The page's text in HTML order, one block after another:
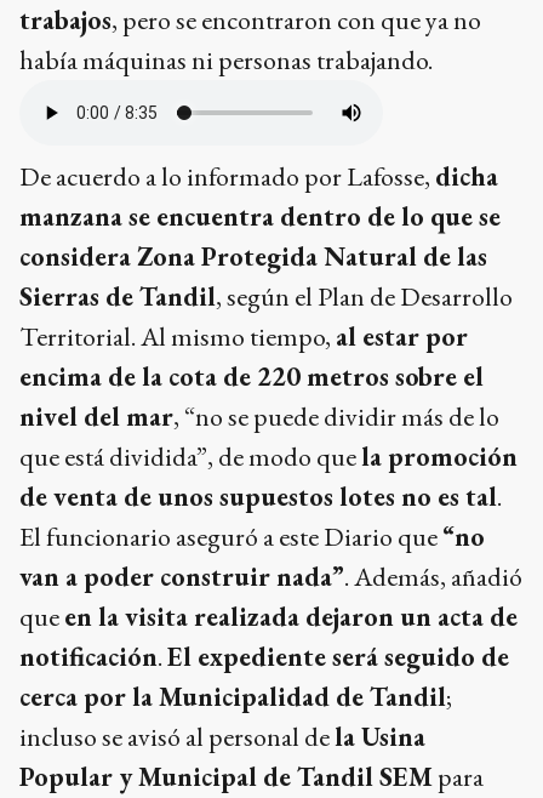
trabajos, pero se encontraron con que ya no
había máquinas ni personas trabajando.
De acuerdo a lo informado por Lafosse, dicha
manzana se encuentra dentro de lo que se
considera Zona Protegida Natural de las
Sierras de Tandil, según el Plan de Desarrollo
Territorial. Al mismo tiempo, al estar por
encima de la cota de 220 metros sobre el
nivel del mar, “no se puede dividir más de lo
que está dividida”, de modo quela promoción
de venta de unos supuestos lotes no es tal.
El funcionario aseguró a este Diario que“no
van a poder construir nada”. Además, añadió
queen la visita realizada dejaron un acta de
notificación.El expediente será seguido de
cerca por la Municipalidad de Tandil;
incluso se avisó al personal dela Usina
Popular y Municipal de Tandil SEMpara